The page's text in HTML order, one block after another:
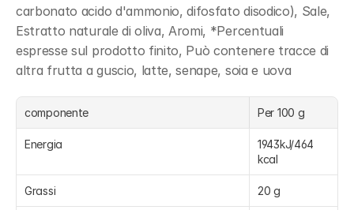
carbonato acido d'ammonio, difosfato disodico), Sale,
Estratto naturale di oliva, Aromi, *Percentuali
espresse sul prodotto finito, Può contenere tracce di
altra frutta a guscio, latte, senape, soia e uova
componente Per 100 g
Energia
1943kJ/464
kcal
Grassi 20 g